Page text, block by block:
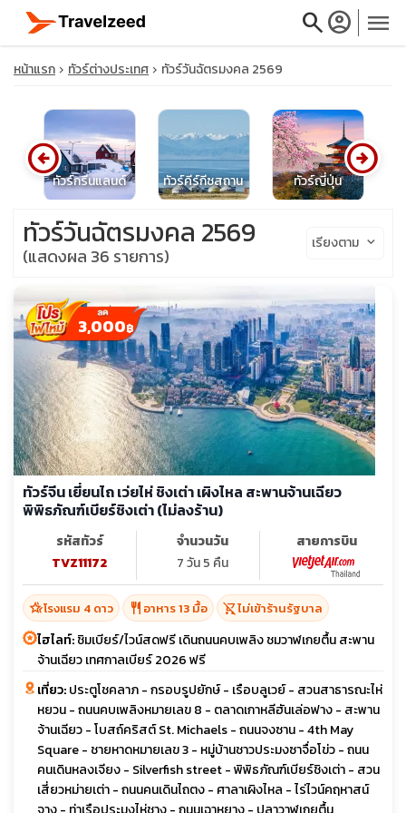
searchaccount_circle menu
close
travel_explore
calendar_month
search
หน้าแรก ทัวร์ต่างประเทศ ทัวร์วันฉัตรมงคล 2569
ทัวร์กรีนแลนด์
ทัวร์คีร์กีซสถาน ทัวร์ญี่ปุ่น
arrow_circle_left arrow_circle_right
ทัวร์วันฉัตรมงคล 2569
(แสดงผล 36 รายการ)
เรียงตาม keyboard_arrow_down
3,000฿
ทัวร์จีน เยี่ยนไถ เว่ยไห่ ชิงเต่า เผิงไหล สะพานจ้านเฉียว
พิพิธภัณฑ์เบียร์ชิงเต่า (ไม่ลงร้าน)
รหัสทัวร์
TVZ11172
จำนวนวัน
7 วัน 5 คืน
สายการบิน
hotel_classโรงแรม 4 ดาว restaurant อาหาร 13 มื้อ shopping_cart_offไม่เข้าร้านรัฐบาล
ไฮไลท์:ชิมเบียร์/ไวน์สดฟรี เดินถนนคบเพลิง ชมวาฬเกยตื้น สะพาน
จ้านเฉียว เทศกาลเบียร์ 2026 ฟรี
เที่ยว:ประตูโชคลาภ - กรอบรูปยักษ์ - เรือบลูเวย์ - สวนสาธารณะไห่
หยวน - ถนนคบเพลิงหมายเลข 8 - ตลาดเกาหลีฮันเล่อฟาง - สะพาน
จ้านเฉียว - โบสถ์คริสต์ St. Michaels - ถนนจงซาน - 4th May
Square - ชายหาดหมายเลข 3 - หมู่บ้านชาวประมงซาจื่อโข่ว - ถนน
คนเดินหลงเจียง - Silverfish street - พิพิธภัณฑ์เบียร์ชิงเต่า - สวน
เสี่ยวหม่ายเต่า - ถนนคนเดินไถตง - ศาลาเผิงไหล - ไร่ไวน์คฤหาสน์